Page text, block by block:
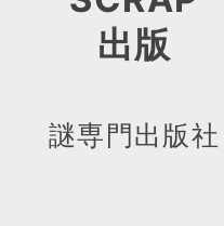
出版
謎専門出版社